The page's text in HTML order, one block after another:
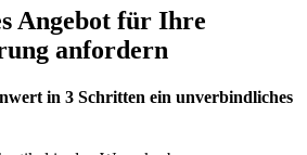
Angebot für Ihre
anfordern
in 3 Schritten ein unverbindliches